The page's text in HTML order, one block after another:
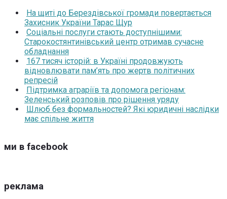
На щиті до Берездівської громади повертається
Захисник України Тарас Щур
Соціальні послуги стають доступнішими:
Старокостянтинівський центр отримав сучасне
обладнання
167 тисяч історій: в Україні продовжують
відновлювати пам’ять про жертв політичних
репресій
Підтримка аграріїв та допомога регіонам:
Зеленський розповів про рішення уряду
Шлюб без формальностей? Які юридичні наслідки
має спільне життя
ми в facebook
реклама